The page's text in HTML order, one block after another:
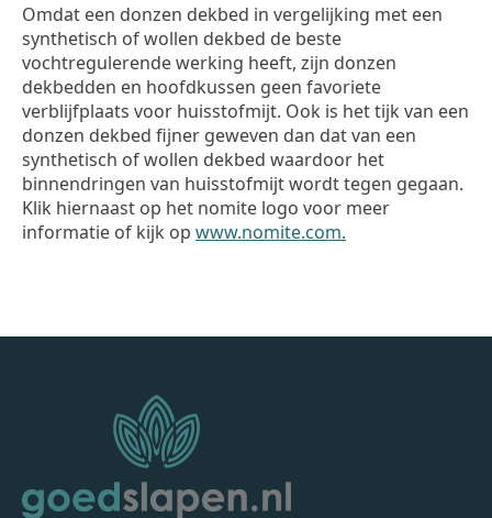
Omdat een donzen dekbed in vergelijking met een
synthetisch of wollen dekbed de beste
vochtregulerende werking heeft, zijn donzen
dekbedden en hoofdkussen geen favoriete
verblijfplaats voor huisstofmijt. Ook is het tijk van een
donzen dekbed fijner geweven dan dat van een
synthetisch of wollen dekbed waardoor het
binnendringen van huisstofmijt wordt tegen gegaan.
Klik hiernaast op het nomite logo voor meer
informatie of kijk op www.nomite.com.